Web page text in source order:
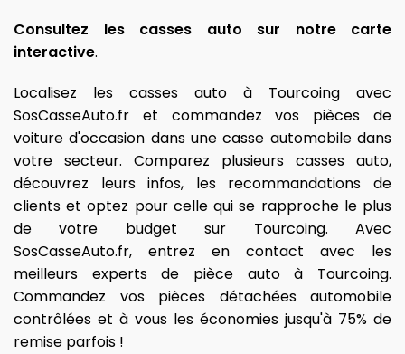
Consultez les casses auto sur notre carte
interactive.
Localisez les casses auto à Tourcoing avec
SosCasseAuto.fr et commandez vos pièces de
voiture d'occasion dans une casse automobile dans
votre secteur. Comparez plusieurs casses auto,
découvrez leurs infos, les recommandations de
clients et optez pour celle qui se rapproche le plus
de votre budget sur Tourcoing. Avec
SosCasseAuto.fr, entrez en contact avec les
meilleurs experts de pièce auto à Tourcoing.
Commandez vos pièces détachées automobile
contrôlées et à vous les économies jusqu'à 75% de
remise parfois !